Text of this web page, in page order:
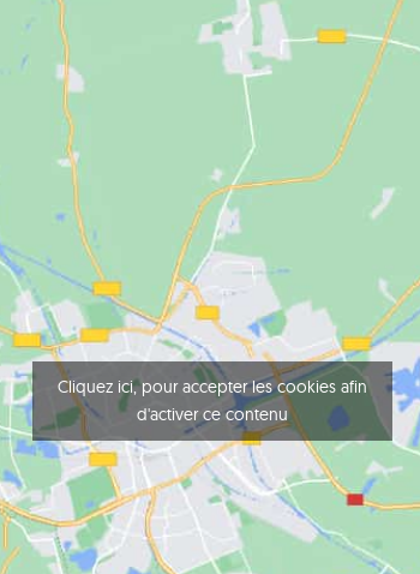
Cliquez ici, pour accepter les cookies afin
d'activer ce contenu